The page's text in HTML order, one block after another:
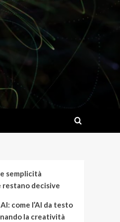
semplicità
decisive
come l’AI da testo
la creatività